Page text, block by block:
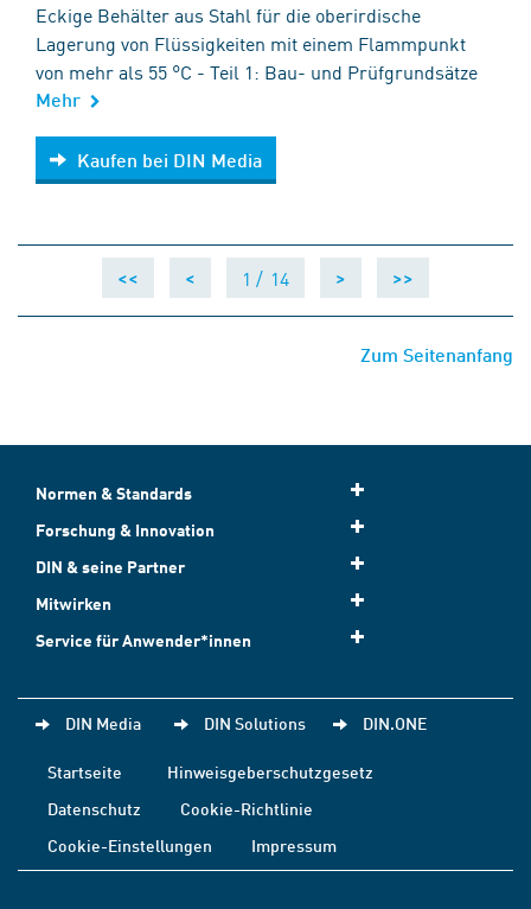
Eckige Behälter aus Stahl für die oberirdische
Lagerung von Flüssigkeiten mit einem Flammpunkt
von mehr als 55 °C - Teil 1: Bau- und Prüfgrundsätze
Mehr
Kaufen bei DIN Media
Kaufen bei DIN Media
<< < 1 / 14 > >>
Zum Seitenanfang
Normen & Standards
Forschung & Innovation
DIN & seine Partner
Mitwirken
Service für Anwender*innen
DIN Media DIN Solutions DIN.ONE
Startseite
Hinweisgeberschutzgesetz
Datenschutz
Cookie-Richtlinie
Cookie-Einstellungen
Impressum